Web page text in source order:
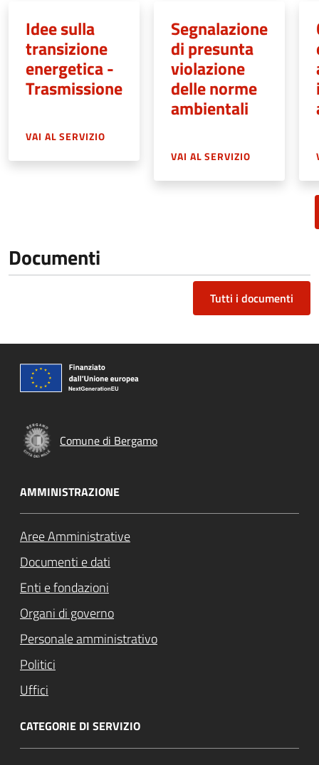
Idee sulla
transizione
energetica -
Trasmissione
VAI AL SERVIZIO
Segnalazione
di presunta
violazione
delle norme
ambientali
VAI AL SERVIZIO
Documenti
Tutti i documenti
Comune di Bergamo
AMMINISTRAZIONE
Aree Amministrative
Documenti e dati
Enti e fondazioni
Organi di governo
Personale amministrativo
Politici
Uffici
CATEGORIE DI SERVIZIO